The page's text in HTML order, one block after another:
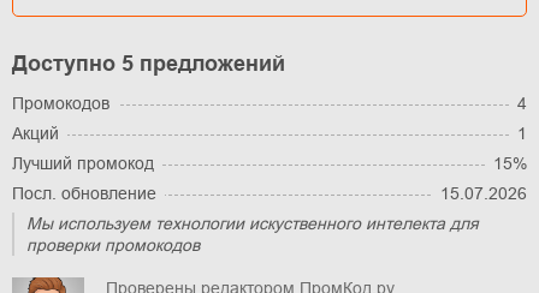
Доступно 5 предложений
Промокодов
4
Акций
1
Лучший промокод
15%
Посл. обновление
15.07.2026
Мы используем технологии искуственного интелекта для
проверки промокодов
Проверены редактором ПромКод.ру